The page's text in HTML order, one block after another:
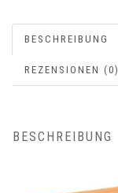
BESCHREIBUNG
REZENSIONEN (0)
BESCHREIBUNG